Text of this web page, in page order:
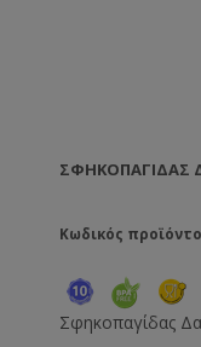
ΣΦΗΚΟΠΑΓΊΔΑΣ
Κωδικός
Σφηκοπαγίδας